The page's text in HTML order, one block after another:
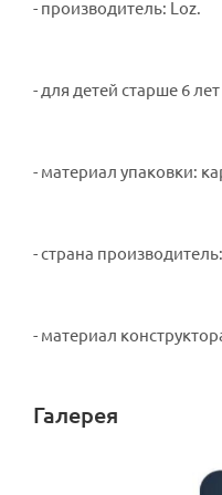
- производитель: Loz.
- для детей старше 6
- материал упаковки:
- страна
- материал
Галерея